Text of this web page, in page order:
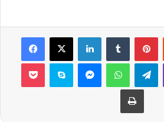
Facebook
X LinkedInTumblr
Pocket Skype Messenger